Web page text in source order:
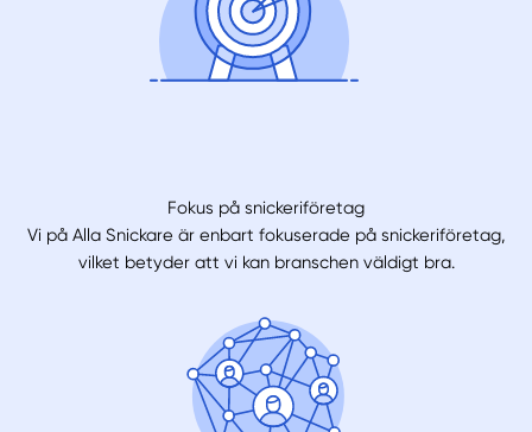
Fokus på snickeriföretag
Vi på Alla Snickare är enbart fokuserade på snickeriföretag,
vilket betyder att vi kan branschen väldigt bra.